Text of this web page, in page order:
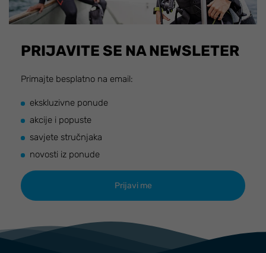
PRIJAVITE SE NA NEWSLETER
Primajte besplatno na email:
ekskluzivne ponude
akcije i popuste
savjete stručnjaka
novosti iz ponude